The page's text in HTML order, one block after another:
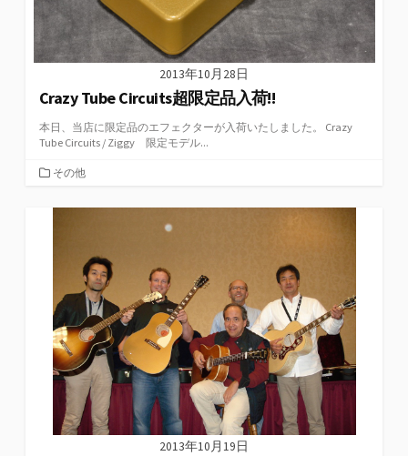
2013年10月28日
Crazy Tube Circuits超限定品入荷!!
本日、当店に限定品のエフェクターが入荷いたしました。 Crazy
Tube Circuits / Ziggy 限定モデル...
カ
ゴ
その他
2013年10月19日